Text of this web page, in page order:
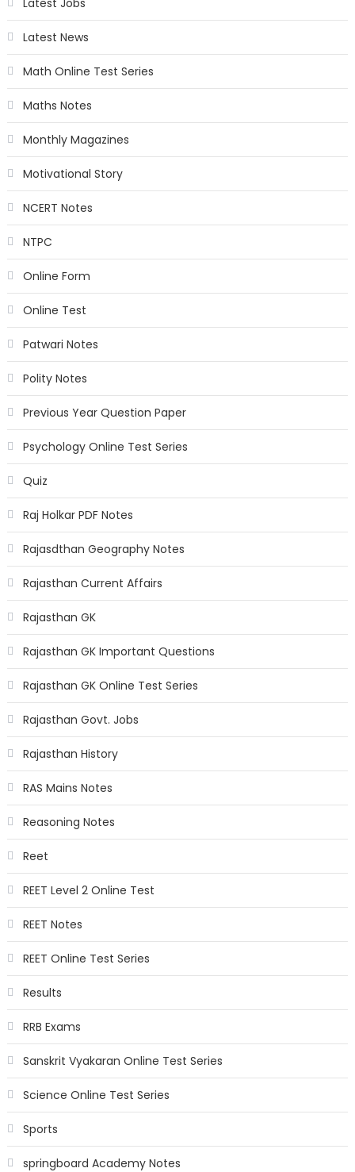
Latest News
Math Online Test Series
Maths Notes
Monthly Magazines
Motivational Story
NCERT Notes
NTPC
Online Form
Online Test
Patwari Notes
Polity Notes
Previous Year Question Paper
Psychology Online Test Series
Quiz
Raj Holkar PDF Notes
Rajasdthan Geography Notes
Rajasthan Current Affairs
Rajasthan GK
Rajasthan GK Important Questions
Rajasthan GK Online Test Series
Rajasthan Govt. Jobs
Rajasthan History
RAS Mains Notes
Reasoning Notes
Reet
REET Level 2 Online Test
REET Notes
REET Online Test Series
Results
RRB Exams
Sanskrit Vyakaran Online Test Series
Science Online Test Series
Sports
springboard Academy Notes